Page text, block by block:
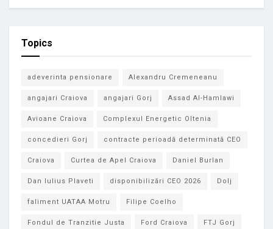
Topics
adeverinta pensionare Alexandru Cremeneanu
angajari Craiova angajari Gorj Assad Al-Hamlawi
Avioane Craiova Complexul Energetic Oltenia
concedieri Gorj contracte perioadă determinată CEO
Craiova Curtea de Apel Craiova Daniel Burlan
Dan Iulius Plaveti disponibilizări CEO 2026 Dolj
faliment UATAA Motru Filipe Coelho
Fondul de Tranzitie Justa Ford Craiova FTJ Gorj